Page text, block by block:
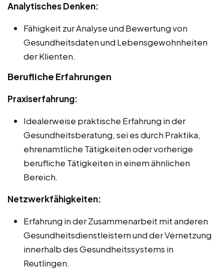
Analytisches Denken:
Fähigkeit zur Analyse und Bewertung von
Gesundheitsdaten und Lebensgewohnheiten
der Klienten.
Berufliche Erfahrungen
Praxiserfahrung:
Idealerweise praktische Erfahrung in der
Gesundheitsberatung, sei es durch Praktika,
ehrenamtliche Tätigkeiten oder vorherige
berufliche Tätigkeiten in einem ähnlichen
Bereich.
Netzwerkfähigkeiten:
Erfahrung in der Zusammenarbeit mit anderen
Gesundheitsdienstleistern und der Vernetzung
innerhalb des Gesundheitssystems in
Reutlingen.